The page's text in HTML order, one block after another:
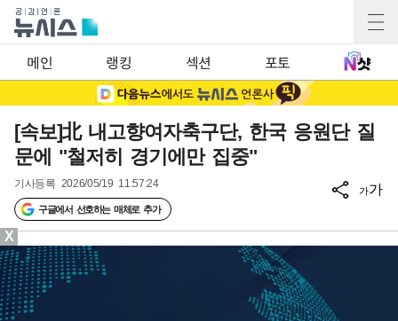
메인 랭킹 섹션 포토
[속보]北 내고향여자축구단, 한국 응원단 질
문에 "철저히 경기에만 집중"
기사등록 2026/05/19 11:57:24
구글에서 선호하는 매체로 추가
가가
X